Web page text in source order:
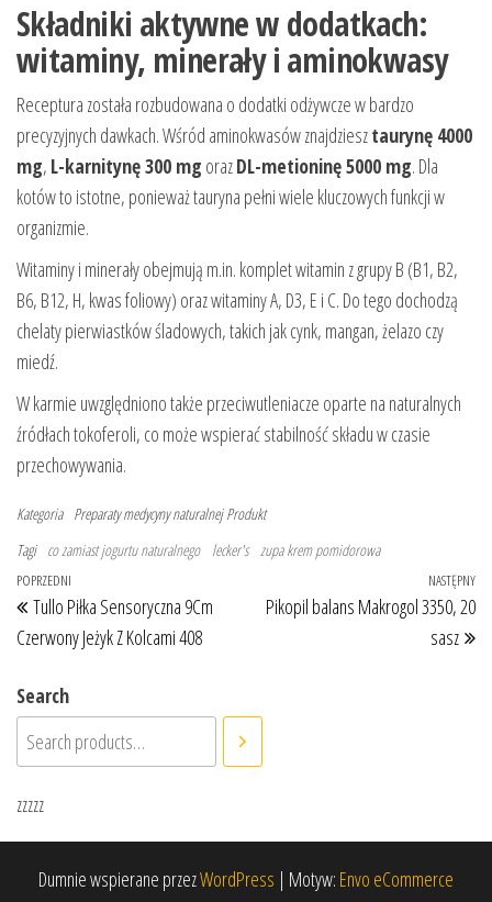
Składniki aktywne w dodatkach:
witaminy, minerały i aminokwasy
Receptura została rozbudowana o dodatki odżywcze w bardzo
precyzyjnych dawkach. Wśród aminokwasów znajdziesztaurynę 4000
mg, L-karnitynę 300 mg orazDL-metioninę 5000 mg. Dla
kotów to istotne, ponieważ tauryna pełni wiele kluczowych funkcji w
organizmie.
Witaminy i minerały obejmują m.in. komplet witamin z grupy B (B1, B2,
B6, B12, H, kwas foliowy) oraz witaminy A, D3, E i C. Do tego dochodzą
chelaty pierwiastków śladowych, takich jak cynk, mangan, żelazo czy
miedź.
W karmie uwzględniono także przeciwutleniacze oparte na naturalnych
źródłach tokoferoli, co może wspierać stabilność składu w czasie
przechowywania.
Kategoria Preparaty medycyny naturalnej Produkt
Tagi co zamiast jogurtu naturalnego lecker's zupa krem pomidorowa
Nawigacja wpisu
Poprzedni wpis
POPRZEDNI
Tullo Piłka Sensoryczna 9Cm
Czerwony Jeżyk Z Kolcami 408
NASTĘPNY
Pikopil balans Makrogol 3350, 20
sasz
Search
zzzzz
Dumnie wspierane przezWordPress | Motyw: Envo eCommerce